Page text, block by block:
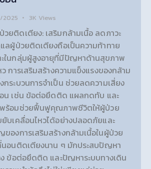
3K Views
ยติดเตียง: เสริมกล้ามเนื้อ ลดภาวะ
ลผู้ป่วยติดเตียงถือเป็นความท้าทาย
ในกลุ่มผู้สูงอายุที่มีปัญหาด้านสุขภาพ
ว การเสริมสร้างความแข็งแรงของกล้าม
กระบวนการจำเป็น ช่วยลดความเสี่ยง
น เช่น ข้อต่อยึดติด แผลกดทับ และ
ร้อมช่วยฟื้นฟูคุณภาพชีวิตให้ผู้ป่วย
บเคลื่อนไหวได้อย่างปลอดภัยและ
องการเสริมสร้างกล้ามเนื้อในผู้ป่วย
อนติดเตียงนาน ๆ มักประสบปัญหา
ข้อต่อยึดติด และปัญหาระบบทางเดิน